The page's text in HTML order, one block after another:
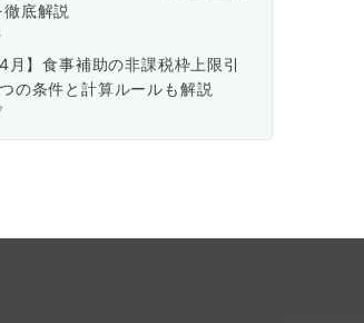
底解説
月】食事補助の非課税枠上限引
の条件と計算ルールも解説